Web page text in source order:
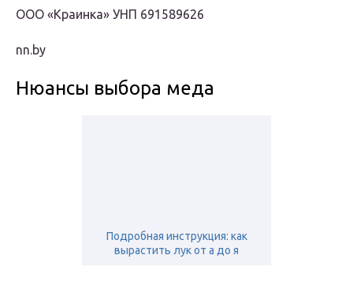
ООО «Краинка» УНП 691589626
nn.by
Нюансы выбора меда
Подробная инструкция: как
вырастить лук от а до я